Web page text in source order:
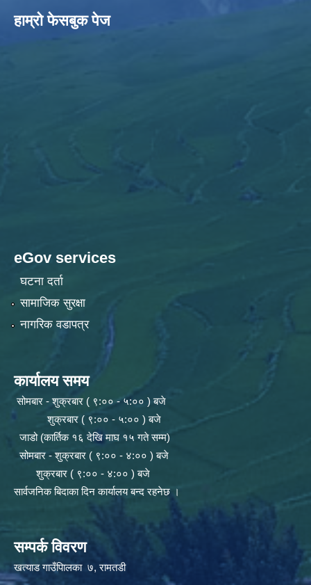
हाम्राे फेसबुक पेज
eGov services
घटना दर्ता
सामाजिक सुरक्षा
नागरिक वडापत्र
कार्यालय समय
सोमबार - शुक्रबार ( ९:०० - ५:०० ) बजे
शुक्रबार ( ९:०० - ५:०० ) बजे
जाडो (कार्तिक १६ देखि माघ १५ गते सम्म)
सोमबार - शुक्रबार ( ९:०० - ४:०० ) बजे
शुक्रबार ( ९:०० - ४:०० ) बजे
सार्वजनिक बिदाका दिन कार्यालय बन्द रहनेछ ।
सम्पर्क विवरण
खत्याड गाउँपािलका ७, रामतडी